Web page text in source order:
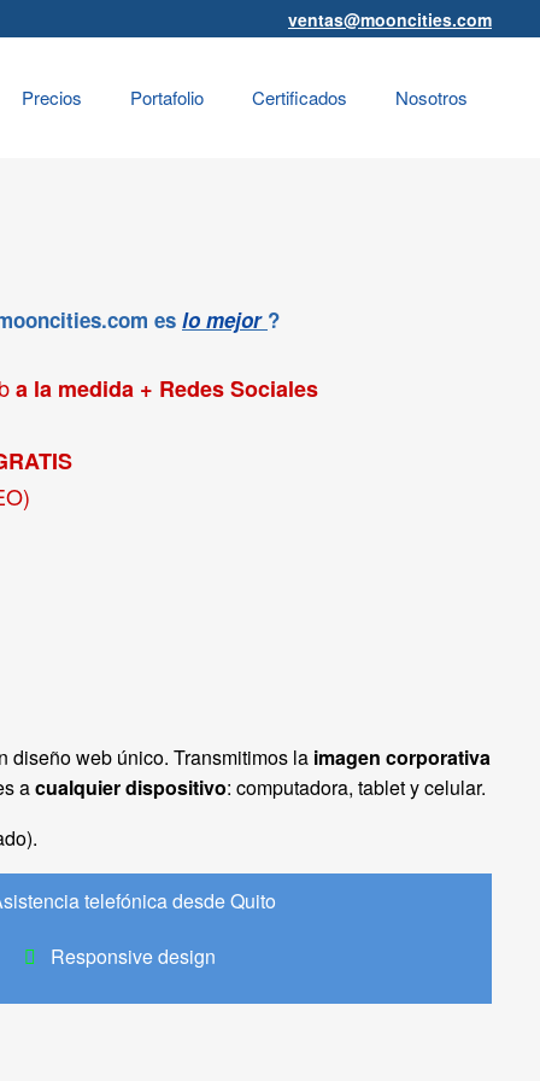
ventas@mooncities.com
Precios Portafolio Certificados Nosotros
es lo mejor ?
a la medida + Redes Sociales
diseño web único. Transmitimos la imagen corporativa
acualquier dispositivo: computadora, tablet y celular.
telefónica desde Quito
Responsive design